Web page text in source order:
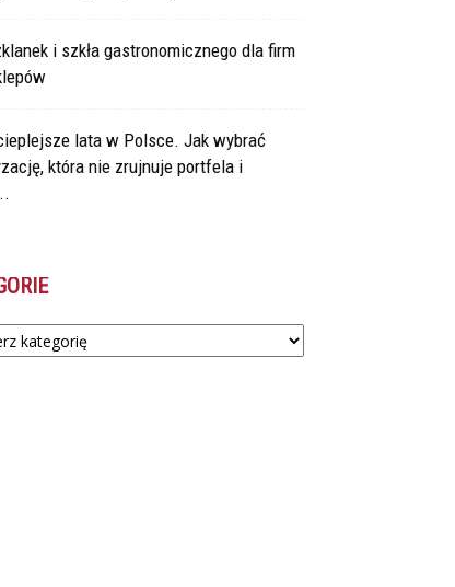
i szkła gastronomicznego dla firm
lata w Polsce. Jak wybrać
która nie zrujnuje portfela i